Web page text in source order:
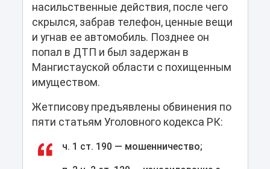
насильственные действия, после чего
скрылся, забрав телефон, ценные вещи
и угнав ее автомобиль. Позднее он
попал в ДТП и был задержан в
Мангистауской области с похищенным
имуществом.
Жетписову предъявлены обвинения по
пяти статьям Уголовного кодекса РК:
ч. 1 ст. 190 — мошенничество;